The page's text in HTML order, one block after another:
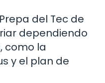
del Tec de
dependiendo
como la
y el plan de